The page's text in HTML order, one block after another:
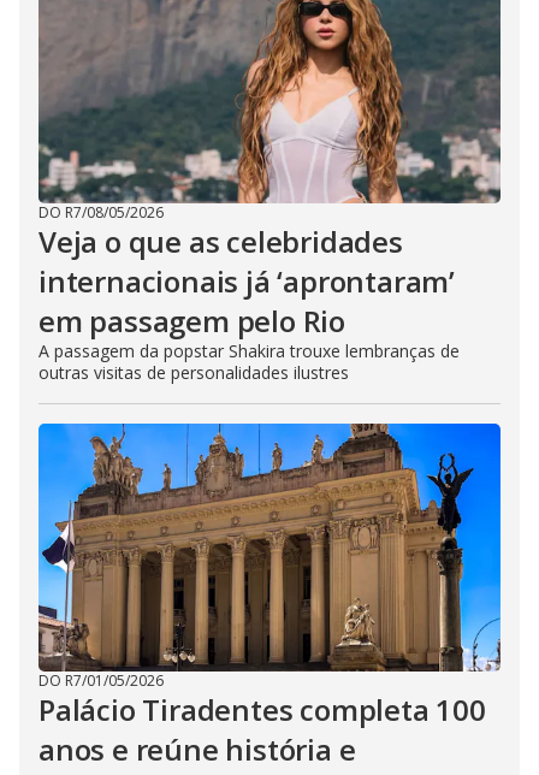
DO R7/08/05/2026
Veja o que as celebridades
internacionais já ‘aprontaram’
em passagem pelo Rio
A passagem da popstar Shakira trouxe lembranças de
outras visitas de personalidades ilustres
DO R7/01/05/2026
Palácio Tiradentes completa 100
anos e reúne história e